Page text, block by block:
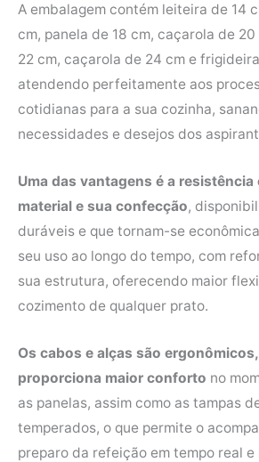
A embalagem contém leiteira de 14
cm, panela de 18 cm, caçarola de
22 cm, caçarola de 24 cm e
atendendo perfeitamente aos
cotidianas para a sua cozinha,
necessidades e desejos dos
Uma das vantagens é a
material e sua confecção,
duráveis e que tornam-se
seu uso ao longo do tempo, com
sua estrutura, oferecendo maior
cozimento de qualquer prato.
Os cabos e alças são ergonômicos,
proporciona maior conforto no
as panelas, assim como as tampas
temperados, o que permite o
preparo da refeição em tempo real e